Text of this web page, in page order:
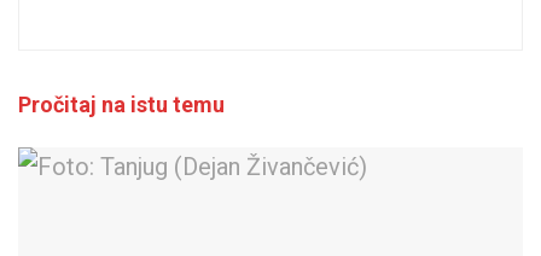
Pročitaj na istu temu